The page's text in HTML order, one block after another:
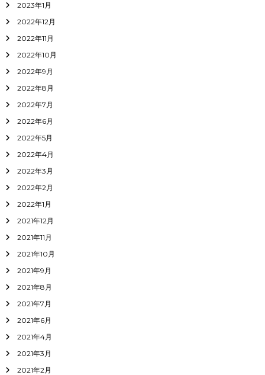
2023年1月
2022年12月
2022年11月
2022年10月
2022年9月
2022年8月
2022年7月
2022年6月
2022年5月
2022年4月
2022年3月
2022年2月
2022年1月
2021年12月
2021年11月
2021年10月
2021年9月
2021年8月
2021年7月
2021年6月
2021年4月
2021年3月
2021年2月